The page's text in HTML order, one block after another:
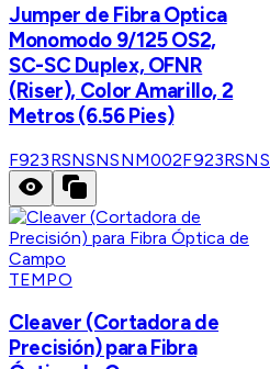
Jumper de Fibra Optica
Monomodo 9/125 OS2,
SC-SC Duplex, OFNR
(Riser), Color Amarillo, 2
Metros (6.56 Pies)
F923RSNSNSNM002
TEMPO
Cleaver (Cortadora de
Precisión) para Fibra